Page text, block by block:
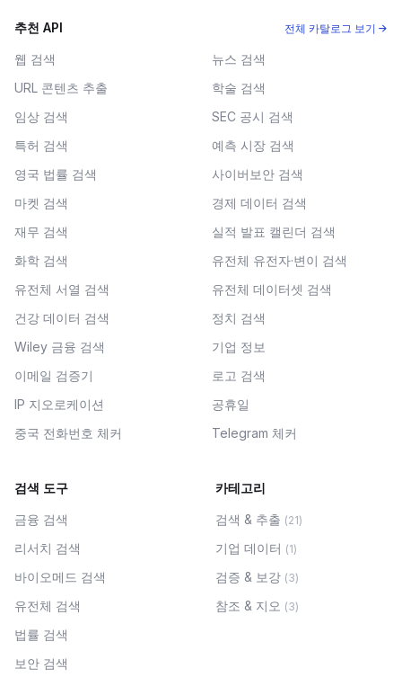
추천 API 전체 카탈로그 보기 →
웹 검색
뉴스 검색
URL 콘텐츠 추출
학술 검색
임상 검색
SEC 공시 검색
특허 검색
예측 시장 검색
영국 법률 검색
사이버보안 검색
마켓 검색
경제 데이터 검색
재무 검색
실적 발표 캘린더 검색
화학 검색
유전체 유전자·변이 검색
유전체 서열 검색
유전체 데이터셋 검색
건강 데이터 검색
정치 검색
Wiley 금융 검색
기업 정보
이메일 검증기
로고 검색
IP 지오로케이션
공휴일
중국 전화번호 체커
Telegram 체커
검색 도구
금융 검색
리서치 검색
바이오메드 검색
유전체 검색
법률 검색
보안 검색
카테고리
검색 & 추출 (21)
기업 데이터 (1)
검증 & 보강 (3)
참조 & 지오 (3)